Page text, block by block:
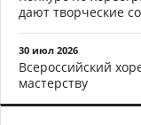
дают творческие
30 июл 2026
Всероссийский
мастерству